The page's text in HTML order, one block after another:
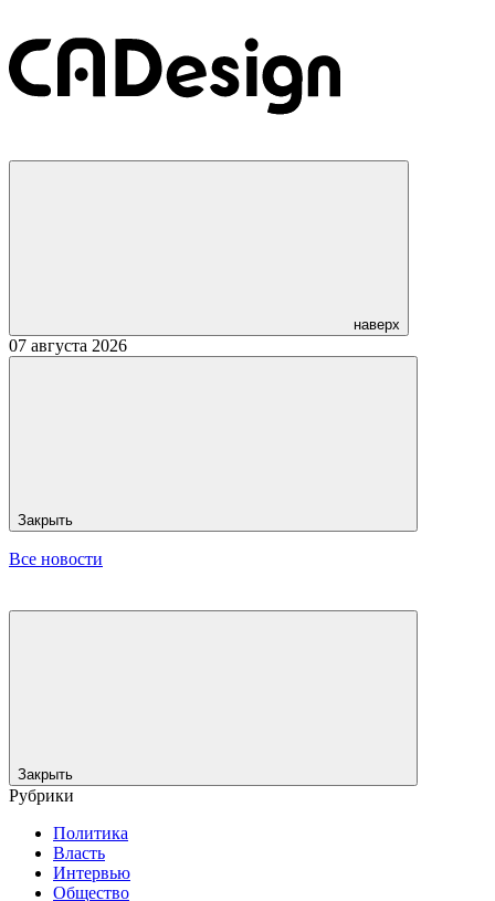
наверх
07 августа 2026
Закрыть
Все новости
Закрыть
Рубрики
Политика
Власть
Интервью
Общество